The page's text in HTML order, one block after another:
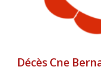
Décès Cne